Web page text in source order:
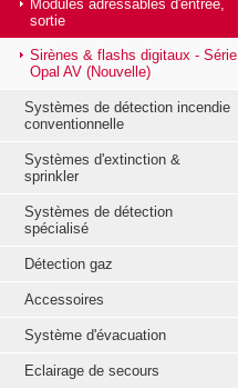
Modules adressables d'entrée,
sortie
Sirènes & flashs digitaux - Série
Opal AV (Nouvelle)
Systèmes de détection incendie
conventionnelle
Systèmes d'extinction &
sprinkler
Systèmes de détection
spécialisé
Détection gaz
Accessoires
Système d'évacuation
Eclairage de secours